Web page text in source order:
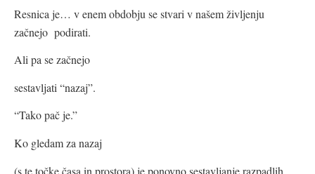
Resnica je… v enem obdobju se stvari v našem življenju
začnejo podirati.
Ali pa se začnejo
sestavljati “nazaj”.
“Tako pač je.”
Ko gledam za nazaj
(s te točke časa in prostora) je ponovno sestavljanje razpadlih